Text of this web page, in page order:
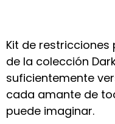
Kit de
de la colección
suficientemente
cada amante de
puede imaginar.